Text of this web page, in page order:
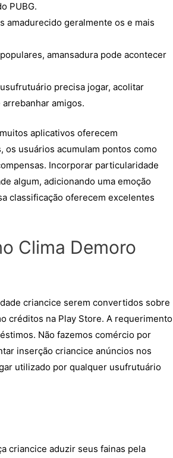
PUBG.
amadurecido geralmente os e mais
amansadura pode acontecer
precisa jogar, acolitar
amigos.
aplicativos oferecem
usuários acumulam pontos como
Incorporar particularidade
algum, adicionando uma emoção
classificação oferecem excelentes
Clima Demoro
criancice serem convertidos sobre
créditos na Play Store. A requerimento
Não fazemos comércio por
inserção criancice anúncios nos
utilizado por qualquer usufrutuário
criancice aduzir seus fainas pela